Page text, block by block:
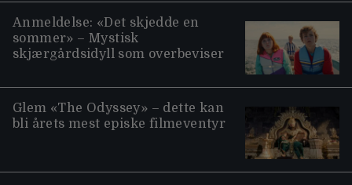
Anmeldelse: «Det skjedde en
sommer» – Mystisk
skjærgårdsidyll som overbeviser
Glem «The Odyssey» – dette kan
bli årets mest episke filmeventyr